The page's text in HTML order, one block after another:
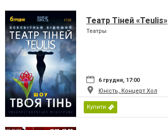
Театр Тіней «Teulis»
Театры
6 грудня, 17:00
Юність, Концерт Хол
Купити